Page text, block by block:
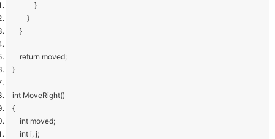
}
}
}
return moved;
}
int MoveRight()
{
int moved;
int i, j;